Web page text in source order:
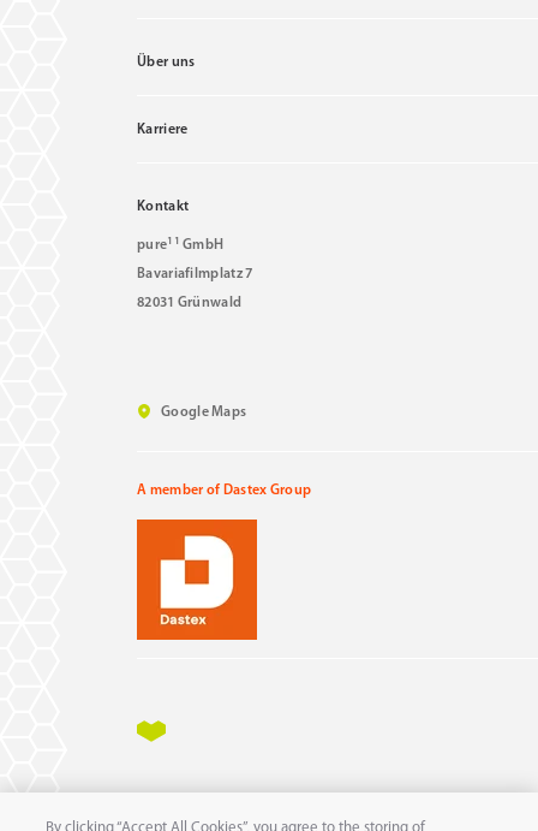
Über uns
Karriere
Kontakt
pure11 GmbH
Bavariafilmplatz 7
82031 Grünwald
Google Maps
A member of Dastex Group
Impressum Datenschutz AEB